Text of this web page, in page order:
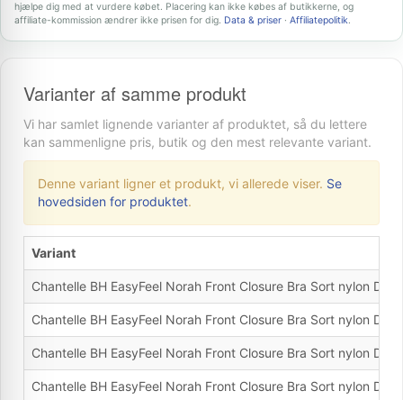
hjælpe dig med at vurdere købet. Placering kan ikke købes af butikkerne, og
affiliate-kommission ændrer ikke prisen for dig. Data & priser · Affiliatepolitik.
Varianter af samme produkt
Vi har samlet lignende varianter af produktet, så du lettere
kan sammenligne pris, butik og den mest relevante variant.
Denne variant ligner et produkt, vi allerede viser. Se
hovedsiden for produktet.
Variant
Chantelle BH EasyFeel Norah Front Closure Bra Sort nylon D
Chantelle BH EasyFeel Norah Front Closure Bra Sort nylon D
Chantelle BH EasyFeel Norah Front Closure Bra Sort nylon D
Chantelle BH EasyFeel Norah Front Closure Bra Sort nylon D